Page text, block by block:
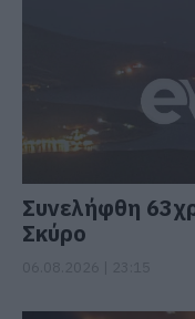
Συνελήφθη
Σκύρο